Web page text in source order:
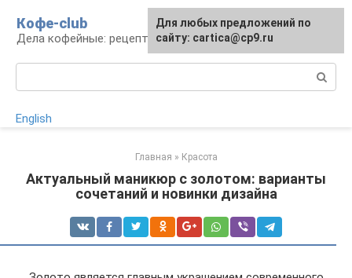
контенту
Кофе-club
Дела кофейные: рецепты и приготовление
English
Главная » Красота
Актуальный маникюр с золотом: варианты
сочетаний и новинки дизайна
Для любых предложений по
сайту: cartica@cp9.ru